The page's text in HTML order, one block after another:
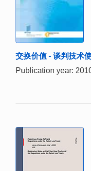
交换价值 - 谈判技术
Publication year: